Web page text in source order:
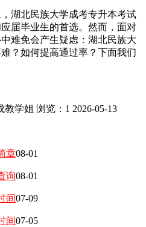
湖北民族大学成考专升本考试
届毕业生的首选。然而，面对
难免会产生疑虑：湖北民族大
？如何提高通过率？下面我们
教学姐 浏览：1 2026-05-13
章08-01
询08-01
间07-09
间07-05